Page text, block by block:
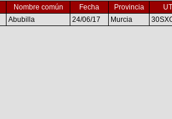
Nombre común Fecha Provincia
Abubilla 24/06/17 Murcia